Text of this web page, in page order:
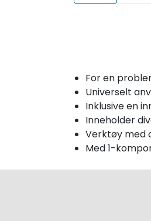
For en
Universelt
Inklusive en
Inneholder
Verktøy med
Med 1-